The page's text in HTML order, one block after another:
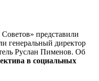
представили
генеральный директор
Руслан Пименов. Об
в социальных